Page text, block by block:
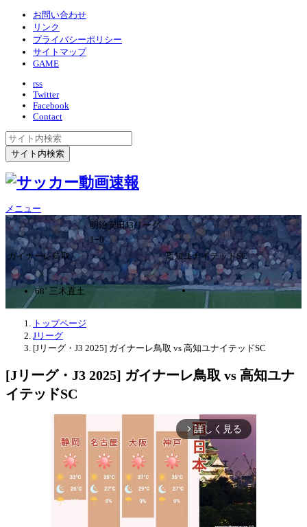
お問い合わせ
リンク
プライバシーポリシー
サイトマップ
GAME
rss
Twitter
Facebook
Contact
メニュー
明治安田J3リーグ
1ｰ0
ガイナーレ鳥取
高知ユナイテッドSC
68’ 三木直土
トップページ
Jリーグ
[Jリーグ・J3 2025] ガイナーレ鳥取 vs 高知ユナイテッドSC
[Jリーグ・J3 2025] ガイナーレ鳥取 vs 高知ユナ
イテッドSC
arrow_forward_ios 詳しく見る